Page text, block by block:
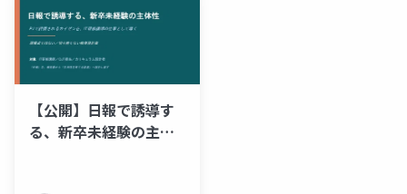
【公開】日報で誘導す
る、新卒未経験の主体